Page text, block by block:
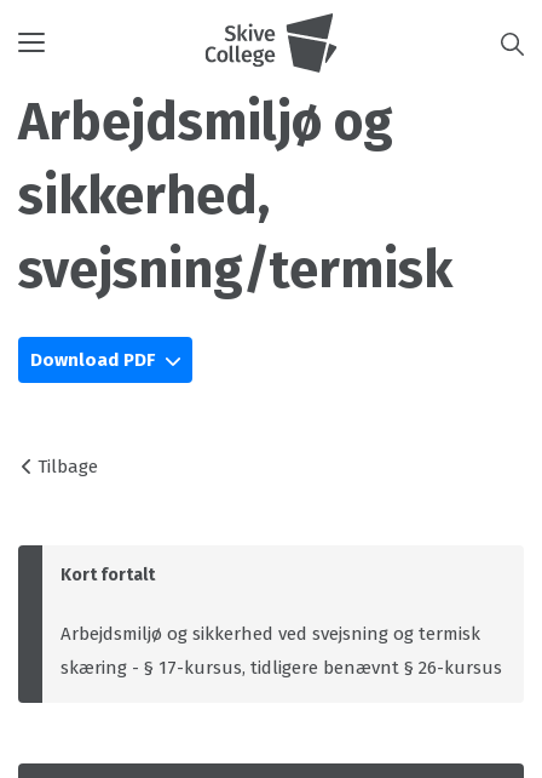
Toggle
Arbejdsmiljø og
sikkerhed,
svejsning/termisk
Download PDF
Tilbage
Kort fortalt
Arbejdsmiljø og sikkerhed ved svejsning og termisk
skæring - § 17-kursus, tidligere benævnt § 26-kursus